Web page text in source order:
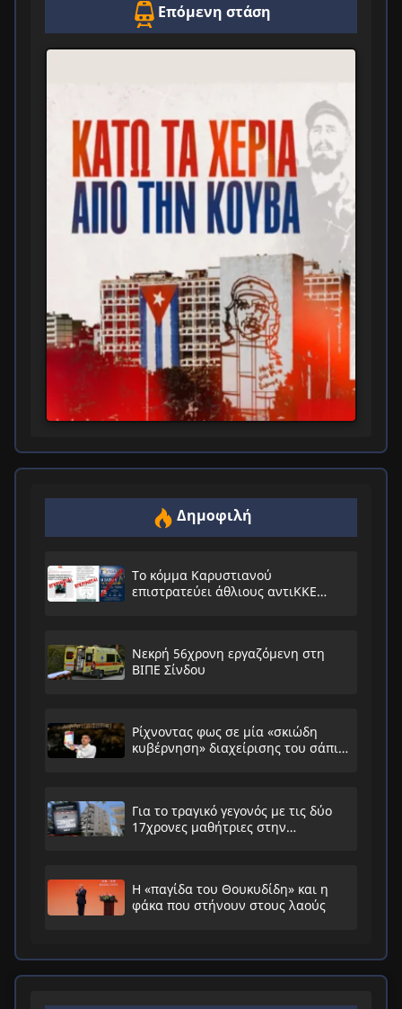
Επόμενη στάση
Δημοφιλή
Το κόμμα Καρυστιανού
επιστρατεύει άθλιους αντιΚΚΕ
Νεκρή 56χρονη εργαζόμενη στη
ΒΙΠΕ Σίνδου
Ρίχνοντας φως σε μία «σκιώδη
κυβέρνηση» διαχείρισης του σάπιου
Για το τραγικό γεγονός με τις δύο
17χρονες μαθήτριες στην
Η «παγίδα του Θουκυδίδη» και η
φάκα που στήνουν στους λαούς